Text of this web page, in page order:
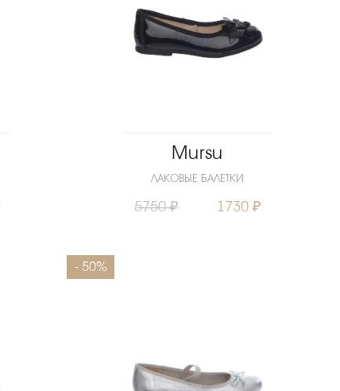
Mursu
ЛАКОВЫЕ БАЛЕТКИ
5750 ₽ 1730 ₽
- 50%